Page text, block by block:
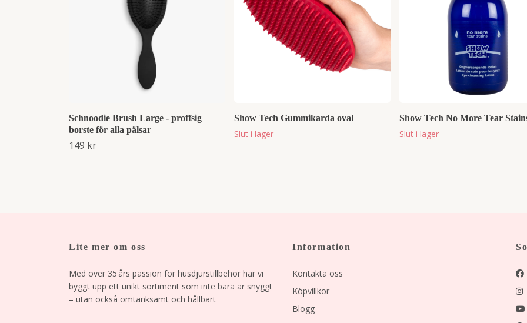
Schnoodie Brush Large - proffsig
borste för alla pälsar
149 kr
Show Tech Gummikarda oval
Slut i lager
Show Tech No More Tear
Slut i lager
Lite mer om oss
Med över 35 års passion för husdjurstillbehör har vi
byggt upp ett unikt sortiment som inte bara är snyggt
– utan också omtänksamt och hållbart
Information
Kontakta oss
Köpvillkor
Blogg